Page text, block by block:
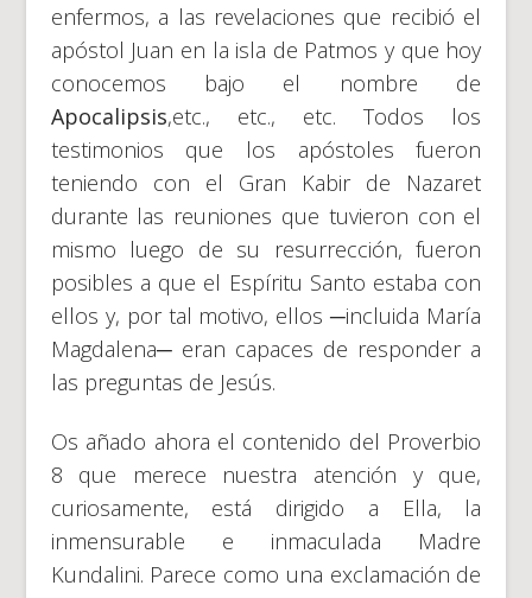
enfermos, a las revelaciones que recibió el
apóstol Juan en la isla de Patmos y que hoy
conocemos bajo el nombre de
Apocalipsis,etc., etc., etc. Todos los
testimonios que los apóstoles fueron
teniendo con el Gran Kabir de Nazaret
durante las reuniones que tuvieron con el
mismo luego de su resurrección, fueron
posibles a que el Espíritu Santo estaba con
ellos y, por tal motivo, ellos ─incluida María
Magdalena─ eran capaces de responder a
las preguntas de Jesús.
Os añado ahora el contenido del Proverbio
8 que merece nuestra atención y que,
curiosamente, está dirigido a Ella, la
inmensurable e inmaculada Madre
Kundalini. Parece como una exclamación de